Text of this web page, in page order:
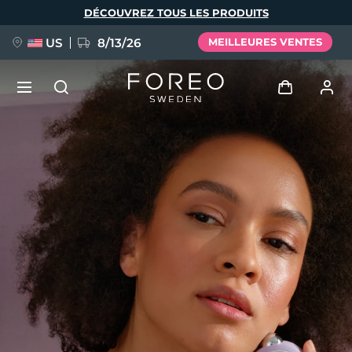
DÉCOUVREZ TOUS LES PRODUITS
US 8/13/26 MEILLEURES VENTES
Se connecter
Profil de l'utilisateur
Mes appareils
Mes commandes
Mes adresses
Mes abonnements
NOUVEAU
FAQ™ Pure Beauty-Tech Elixir
BREAKING NEWS
issa™ Teeth Whitening Set
Langue
English Deutsch
Español
Français
Italiano
Português
Polski
Svenska
Русский
Türkçe
简体中文 繁體中文